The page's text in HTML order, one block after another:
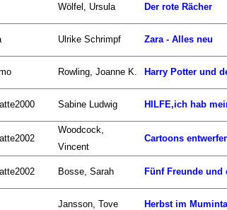
Wölfel, Ursula Der rote Rächer
Ulrike Schrimpf Zara - Alles neu
Rowling, Joanne K. Harry Potter und
Sabine Ludwig HILFE,ich hab
Woodcock,
Vincent
Cartoons
Bosse, Sarah Fünf Freunde und
Jansson, Tove Herbst im